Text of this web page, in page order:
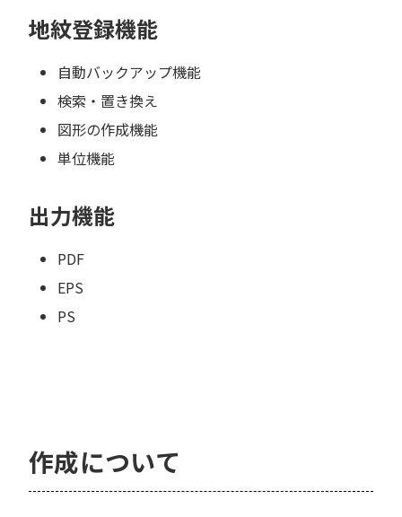
地紋登録機能
自動バックアップ機能
検索・置き換え
図形の作成機能
単位機能
出力機能
PDF
EPS
PS
作成について